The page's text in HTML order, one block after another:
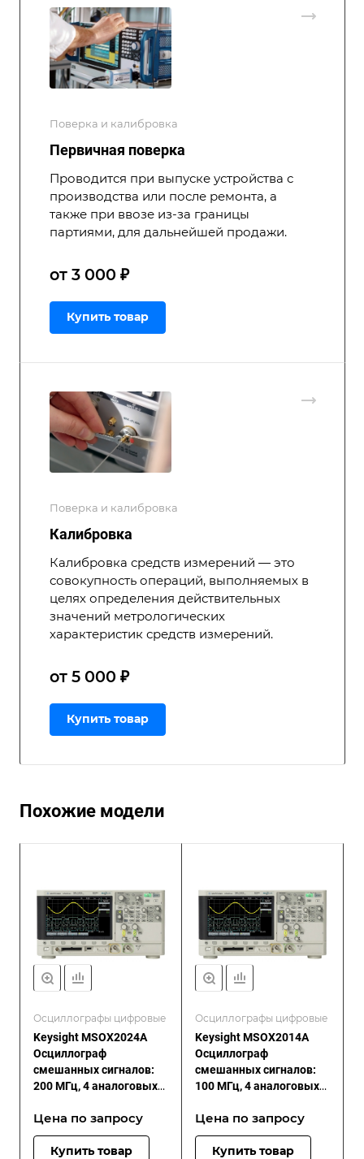
Поверка и калибровка
Первичная поверка
Проводится при выпуске устройства с
производства или после ремонта, а
также при ввозе из-за границы
партиями, для дальнейшей продажи.
от 3 000 ₽
Купить товар
Поверка и калибровка
Калибровка
Калибровка средств измерений — это
совокупность операций, выполняемых в
целях определения действительных
значений метрологических
характеристик средств измерений.
от 5 000 ₽
Купить товар
Похожие модели
Осциллографы цифровые
Keysight MSOX2024A
Осциллограф
смешанных сигналов:
200 МГц, 4 аналоговых
каналов
Цена по запросу
Купить товар
Осциллографы цифровые
Keysight MSOX2014A
Осциллограф
смешанных сигналов:
100 МГц, 4 аналоговых
каналов
Цена по запросу
Купить товар